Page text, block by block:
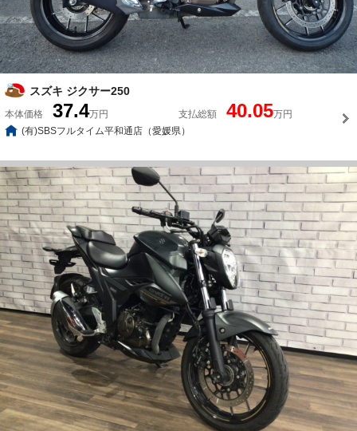
スズキ ジクサー250
本体価格 37.4万円 支払総額 40.05万円
(有)SBSフルタイム平和通店（愛媛県）